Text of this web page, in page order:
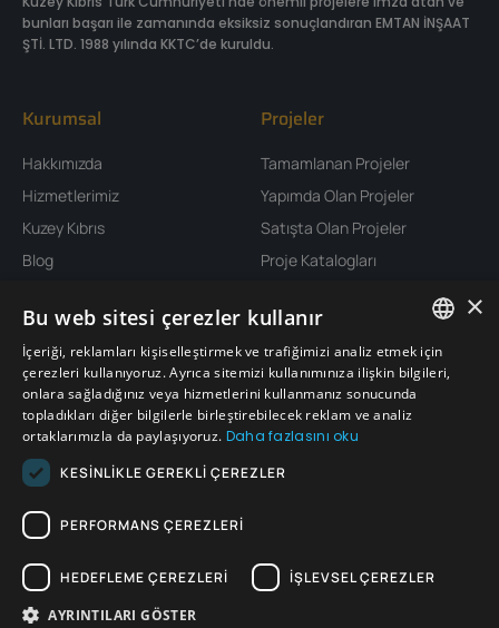
bunları başarı ile zamanında eksiksiz sonuçlandıran EMTAN İNŞAAT
ŞTİ. LTD. 1988 yılında KKTC’de kuruldu.
Kurumsal
Hakkımızda
Hizmetlerimiz
Kuzey Kıbrıs
Blog
Projeler
Tamamlanan Projeler
Yapımda Olan Projeler
Satışta Olan Projeler
Proje Katalogları
Konum
ENGLISH
×
Bu web sitesi çerezler kullanır
İçeriği, reklamları kişiselleştirmek ve trafiğimizi analiz etmek için
çerezleri kullanıyoruz. Ayrıca sitemizi kullanımınıza ilişkin bilgileri,
onlara sağladığınız veya hizmetlerini kullanmanız sonucunda
topladıkları diğer bilgilerle birleştirebilecek reklam ve analiz
ortaklarımızla da paylaşıyoruz. Daha fazlasını oku
KESINLIKLE GEREKLI ÇEREZLER
PERFORMANS ÇEREZLERI
HEDEFLEME ÇEREZLERI İŞLEVSEL ÇEREZLER
AYRINTILARI GÖSTER